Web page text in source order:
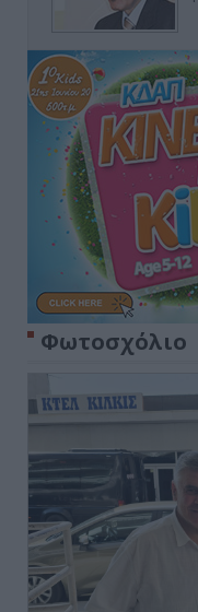
Φωτοσχόλιο